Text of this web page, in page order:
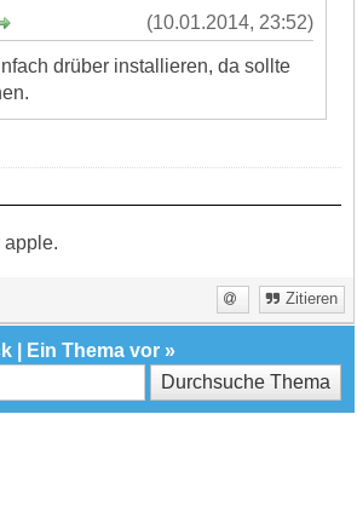
(10.01.2014, 23:52)
drüber installieren, da sollte
apple.
Zitieren
Ein Thema vor »